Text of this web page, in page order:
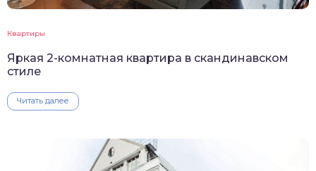
Квартиры
Яркая 2-комнатная квартира в скандинавском
стиле
Читать далее